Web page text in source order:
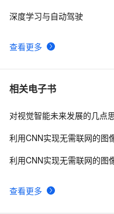
匹配的技术实现
查看更多
深度学习与自动驾驶
相关电子书
查看更多
对视觉智能未来发展的几点
利⽤CNN实现⽆需联⽹的图
利用CNN实现无需联网的图